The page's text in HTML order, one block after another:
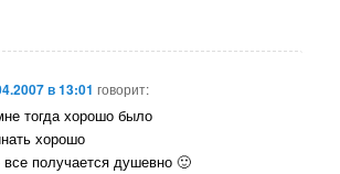
в 13:01 говорит:
тогда хорошо было
хорошо
получается душевно 🙂